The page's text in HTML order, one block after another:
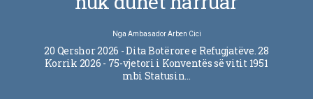
Nga Ambasador Arben Cici
20 Qershor 2026 - Dita Botërore e Refugjatëve. 28
Korrik 2026 - 75-vjetori i Konventës së vitit 1951
mbi Statusin…